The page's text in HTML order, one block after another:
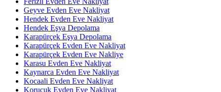
Geyve Evden Eve Nakliyat
Hendek Evden Eve Nakliyat
Hendek Eşya Depolama
Karapürçek Eşya Depolama
Karapürçek Evden Eve Nakliyat
Karapürçek Evden Eve Nakliye
Karasu Evden Eve Nakliyat
Kaynarca Evden Eve Nakliyat
Kocaali Evden Eve Nakliyat
Korucuk Evden Eve Nakliyat